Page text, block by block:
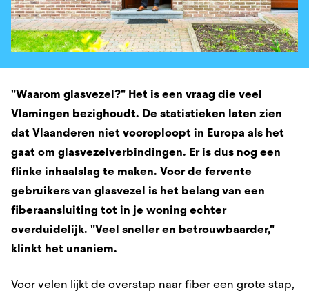
"Waarom glasvezel?" Het is een vraag die veel
Vlamingen bezighoudt. De statistieken laten zien
dat Vlaanderen niet vooroploopt in Europa als het
gaat om glasvezelverbindingen. Er is dus nog een
flinke inhaalslag te maken. Voor de fervente
gebruikers van glasvezel is het belang van een
fiberaansluiting tot in je woning echter
overduidelijk. "Veel sneller en betrouwbaarder,"
klinkt het unaniem.
Voor velen lijkt de overstap naar fiber een grote stap,